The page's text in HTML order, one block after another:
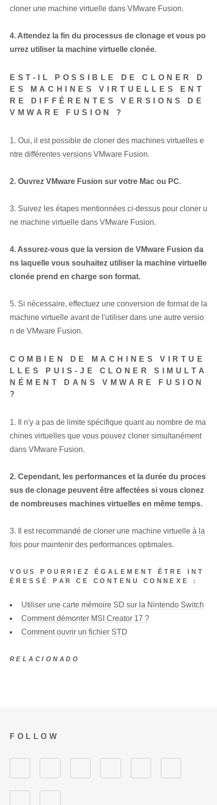
cloner une machine virtuelle dans VMware Fusion.
4. Attendez la fin du processus de clonage et vous po
urrez utiliser la machine virtuelle clonée.
EST-IL POSSIBLE DE CLONER D
ES MACHINES VIRTUELLES ENT
RE DIFFÉRENTES VERSIONS DE
VMWARE FUSION ?
1. Oui, il est possible de cloner des machines virtuelles e
ntre différentes versions VMware Fusion.
2. Ouvrez VMware Fusion sur votre Mac ou PC.
3. Suivez les étapes mentionnées ci-dessus pour cloner u
ne machine virtuelle dans VMware Fusion.
4. Assurez-vous que la version de VMware Fusion da
ns laquelle vous souhaitez utiliser la machine virtuelle
clonée prend en charge son format.
5. Si nécessaire, effectuez une conversion de format de la
machine virtuelle avant de l'utiliser dans une autre versio
n de VMware Fusion.
COMBIEN DE MACHINES VIRTUE
LLES PUIS-JE CLONER SIMULTA
NÉMENT DANS VMWARE FUSION
?
1. Il n'y a pas de limite spécifique quant au nombre de ma
chines virtuelles que vous pouvez cloner simultanément
dans VMware Fusion.
2. Cependant, les performances et la durée du proces
sus de clonage peuvent être affectées si vous clonez
de nombreuses machines virtuelles en même temps.
3. Il est recommandé de cloner une machine virtuelle à la
fois pour maintenir des performances optimales.
VOUS POURRIEZ ÉGALEMENT ÊTRE INT
ÉRESSÉ PAR CE CONTENU CONNEXE :
Utiliser une carte mémoire SD sur la Nintendo Switch
Comment démonter MSI Creator 17 ?
Comment ouvrir un fichier STD
RELACIONADO
FOLLOW